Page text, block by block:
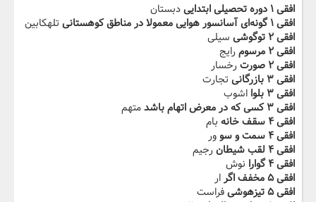
افقی ۱ دوره تحصیلی ابتدایی
دبستان
افقی ۱ گونه‌ای آسانسور هوایی معمولا در مناطق کوهستانی
تلهکابین
افقی ۲ توگوشی
سیلی
افقی ۲ مرسوم
رایج
افقی ۲ صورت
رخسار
افقی ۳ بازرگانی
تجارت
افقی ۳ بلوا
اشوب
افقی ۳ کسی که در معرض اتهام باشد
متهم
افقی ۴ سقف خانه
بام
افقی ۴ سمت و سو
ور
افقی ۴ لقب شیطان
رجیم
افقی ۴ گوارا
نوش
افقی ۵ مخفف اگر
ار
افقی ۵ تیزهوشی
فراست